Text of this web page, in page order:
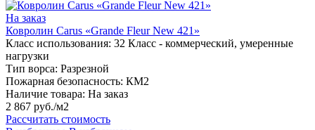
На заказ
Ковролин Carus «Grande Fleur New 421»
Класс использования: 32 Класс - коммерческий, умеренные
нагрузки
Тип ворса: Разрезной
Пожарная безопасность: КМ2
Наличие товара: На заказ
2 867 руб./м2
Рассчитать стоимость